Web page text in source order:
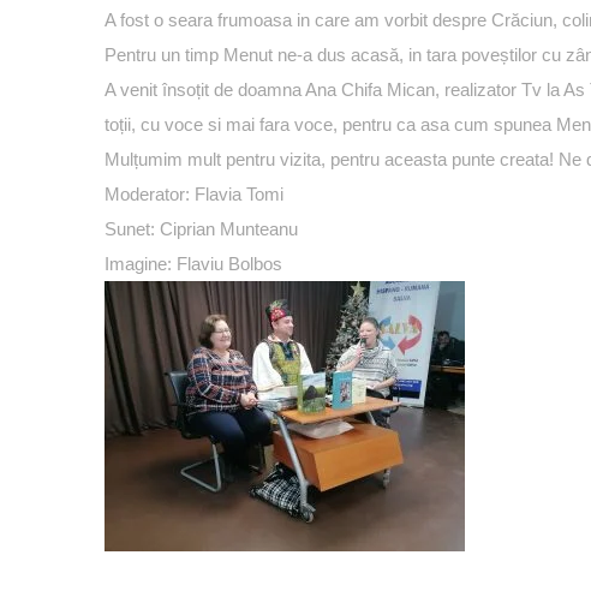
A fost o seara frumoasa in care am vorbit despre Crăciun,
Pentru un timp Menut ne-a dus acasă, in tara poveștilor cu
A venit însoțit de doamna Ana Chifa Mican, realizator Tv la
toții, cu voce si mai fara voce, pentru ca asa cum spunea
Mulțumim mult pentru vizita, pentru aceasta punte creata!
Moderator: Flavia Tomi
Sunet: Ciprian Munteanu
Imagine: Flaviu Bolbos